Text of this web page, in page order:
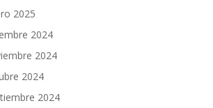
2025
2024
2024
2024
2024